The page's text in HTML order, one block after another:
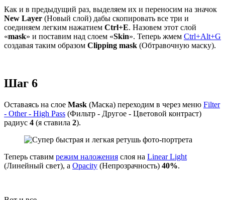
Как и в предыдущий раз, выделяем их и переносим на значок
New Layer (Новый слой) дабы скопировать все три и
соединяем легким нажатием Ctrl+E. Назовем этот слой
«mask» и поставим над слоем «Skin». Теперь жмем Ctrl+Alt+G
создавая таким образом Clipping mask (Обтравочную маску).
Шаг 6
Оставаясь на слое Mask (Маска) переходим в через меню Filter
- Other - High Pass (Фильтр - Другое - Цветовой контраст)
радиус 4 (я ставила 2).
Теперь ставим режим наложения слоя на Linear Light
(Линейный свет), а Opacity (Непрозрачность) 40%.